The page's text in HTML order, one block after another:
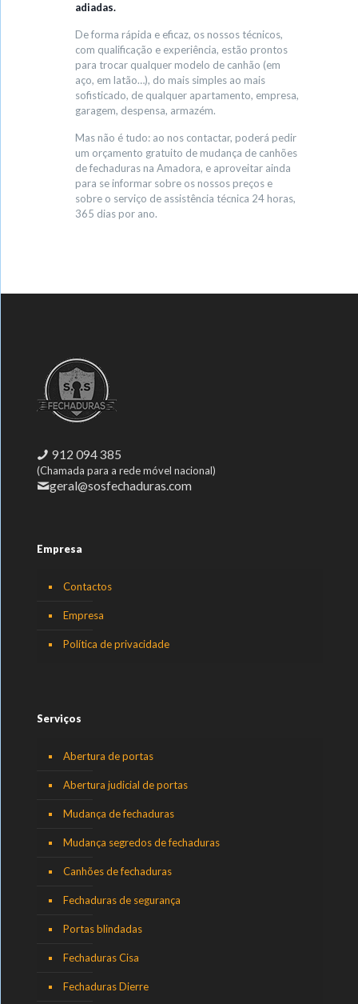
adiadas.
De forma rápida e eficaz, os nossos técnicos,
com qualificação e experiência, estão prontos
para trocar qualquer modelo de canhão (em
aço, em latão…), do mais simples ao mais
sofisticado, de qualquer apartamento, empresa,
garagem, despensa, armazém.
Mas não é tudo: ao nos contactar, poderá pedir
um orçamento gratuito de mudança de canhões
de fechaduras na Amadora, e aproveitar ainda
para se informar sobre os nossos preços e
sobre o serviço de assistência técnica 24 horas,
365 dias por ano.
912 094 385
(Chamada para a rede móvel nacional)
geral@sosfechaduras.com
Empresa
Contactos
Empresa
Política de privacidade
Serviços
Abertura de portas
Abertura judicial de portas
Mudança de fechaduras
Mudança segredos de fechaduras
Canhões de fechaduras
Fechaduras de segurança
Portas blindadas
Fechaduras Cisa
Fechaduras Dierre